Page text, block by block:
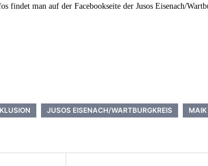
findet man auf der Facebookseite der Jusos Eisenach/
JUSOS EISENACH/WARTBURGKREIS